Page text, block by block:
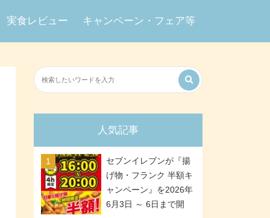
実食レビュー キャンペーン・フェア等
人気記事
セブンイレブンが『揚
げ物・フランク 半額キ
ャンペーン』を2026年
6月3日 ～ 6日まで開